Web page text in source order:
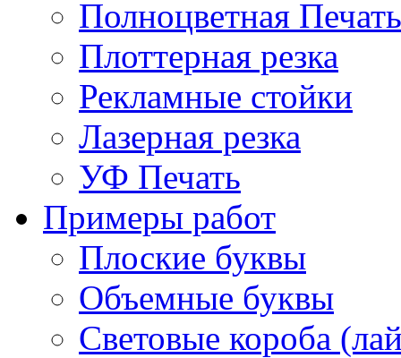
Полноцветная Печать
Плоттерная резка
Рекламные стойки
Лазерная резка
УФ Печать
Примеры работ
Плоские буквы
Объемные буквы
Световые короба